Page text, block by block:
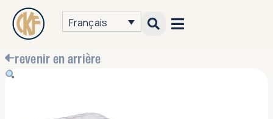
Français
revenir en arrière